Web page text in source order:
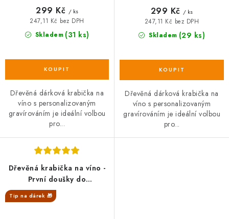
Skladem (31 ks)
247,11 Kč bez DPH
299 Kč / ks
Dřevěná dárková krabička na
víno s personalizovaným
gravírováním je ideální volbou
pro...
Skladem (29 ks)
247,11 Kč bez DPH
299 Kč / ks
Dřevěná dárková krabička na
víno s personalizovaným
gravírováním je ideální volbou
pro...
Dřevěná krabička na víno -
První doušky do
manželství
Tip na dárek 🎁